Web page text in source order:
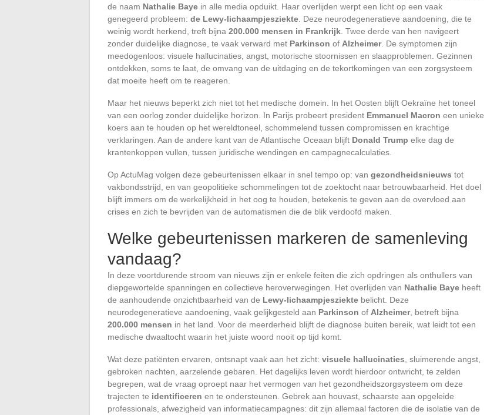
de naam Nathalie Baye in alle media opduikt. Haar overlijden werpt een licht op een vaak
genegeerd probleem: de Lewy-lichaampjesziekte . Deze neurodegeneratieve aandoening, die te
weinig wordt herkend, treft bijna 200.000 mensen in Frankrijk . Twee derde van hen navigeert
zonder duidelijke diagnose, te vaak verward met Parkinson of Alzheimer. De symptomen zijn
meedogenloos: visuele hallucinaties, angst, motorische stoornissen en slaapproblemen. Gezinnen
ontdekken, soms te laat, de omvang van de uitdaging en de tekortkomingen van een zorgsysteem
dat moeite heeft om te reageren.
Maar het nieuws beperkt zich niet tot het medische domein. In het Oosten blijft Oekraïne het toneel
van een oorlog zonder duidelijke horizon. In Parijs probeert president Emmanuel Macron een unieke
koers aan te houden op het wereldtoneel, schommelend tussen compromissen en krachtige
verklaringen. Aan de andere kant van de Atlantische Oceaan blijft Donald Trump elke dag de
krantenkoppen vullen, tussen juridische wendingen en campagnecalculaties.
Op ActuMag volgen deze gebeurtenissen elkaar in snel tempo op: van gezondheidsnieuws tot
vakbondsstrijd, en van geopolitieke schommelingen tot de zoektocht naar betrouwbaarheid. Het doel
blijft immers om de werkelijkheid in het oog te houden, betekenis te geven aan de overvloed aan
crises en zich te bevrijden van de automatismen die de blik verdoofd maken.
Welke gebeurtenissen markeren de samenleving
vandaag?
In deze voortdurende stroom van nieuws zijn er enkele feiten die zich opdringen als onthullers van
diepgewortelde spanningen en collectieve heroverwegingen. Het overlijden van Nathalie Baye heeft
de aanhoudende onzichtbaarheid van de Lewy-lichaampjesziekte belicht. Deze
neurodegeneratieve aandoening, vaak gelijkgesteld aan Parkinson of Alzheimer, betreft bijna
200.000 mensen in het land. Voor de meerderheid blijft de diagnose buiten bereik, wat leidt tot een
medische dwaaltocht waarin het juiste woord nooit op tijd komt.
Wat deze patiënten ervaren, ontsnapt vaak aan het zicht: visuele hallucinaties , sluimerende angst,
gebroken nachten, aarzelende gebaren. Het dagelijks leven wordt hierdoor ontwricht, te zelden
begrepen, wat de vraag oproept naar het vermogen van het gezondheidszorgsysteem om deze
trajecten te identificeren en te ondersteunen. Gebrek aan houvast, schaarste aan opgeleide
professionals, afwezigheid van informatiecampagnes: dit zijn allemaal factoren die de isolatie van de